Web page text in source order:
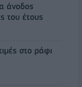
άνοδος
του έτους
στο ράφι